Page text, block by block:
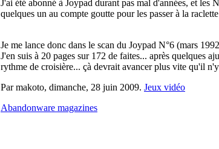
J'ai été abonné à Joypad durant pas mal d'années, et les
quelques un au compte goutte pour les passer à la
Je me lance donc dans le scan du Joypad N°6 (mars
J'en suis à 20 pages sur 172 de faites... après quelques
rythme de croisière... çà devrait avancer plus vite qu'il
Par makoto, dimanche, 28 juin 2009. Jeux vidéo
Abandonware magazines